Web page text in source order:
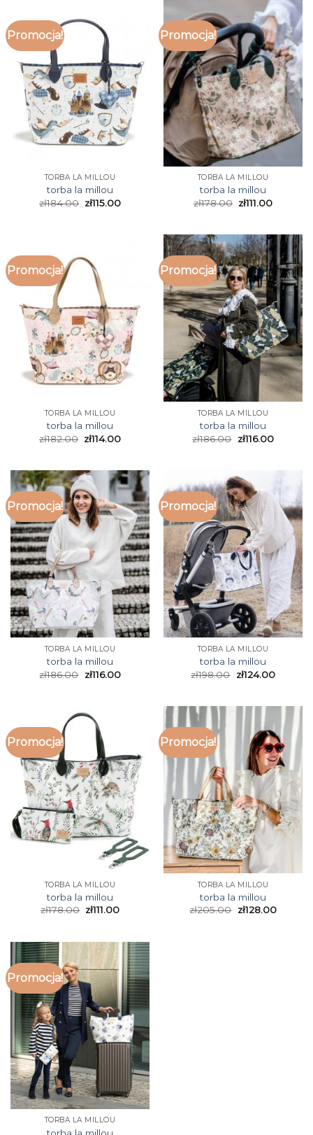
Promocja!
TORBA LA MILLOU
torba la millou
zł184.00 zł115.00
Promocja!
TORBA LA MILLOU
torba la millou
zł178.00 zł111.00
Promocja!
TORBA LA MILLOU
torba la millou
zł182.00 zł114.00
Promocja!
TORBA LA MILLOU
torba la millou
zł186.00 zł116.00
Promocja!
TORBA LA MILLOU
torba la millou
zł186.00 zł116.00
Promocja!
TORBA LA MILLOU
torba la millou
zł198.00 zł124.00
Promocja!
TORBA LA MILLOU
torba la millou
zł178.00 zł111.00
Promocja!
TORBA LA MILLOU
torba la millou
zł205.00 zł128.00
Promocja!
TORBA LA MILLOU
torba la millou